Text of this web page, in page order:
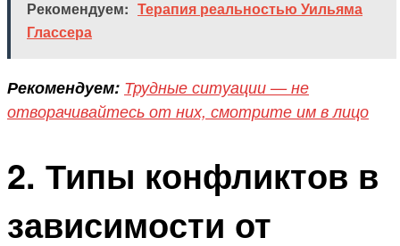
Рекомендуем: Терапия реальностью Уильяма
Глассера
Рекомендуем: Трудные ситуации — не
отворачивайтесь от них, смотрите им в лицо
2. Типы конфликтов в
зависимости от